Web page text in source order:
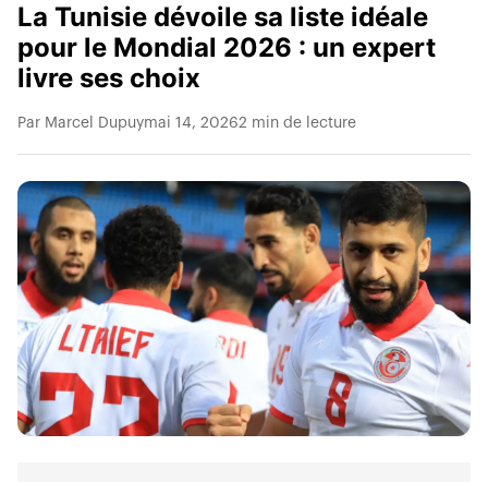
La Tunisie dévoile sa liste idéale
pour le Mondial 2026 : un expert
livre ses choix
Par Marcel Dupuymai 14, 20262 min de lecture